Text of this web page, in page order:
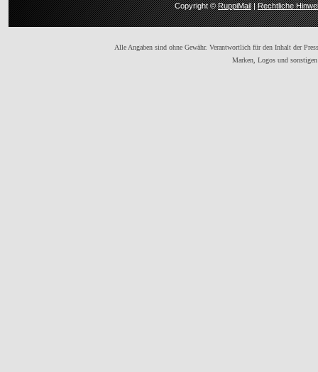
Copyright ©RuppiMail|Rechtliche
Alle Angaben sind ohne Gewähr. Verantwortlich für den Inhalt der
Marken, Logos und